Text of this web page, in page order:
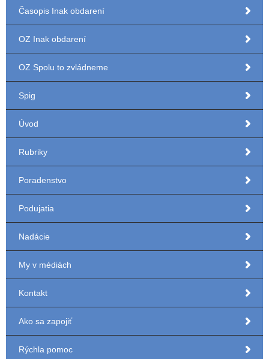
Časopis Inak obdarení
OZ Inak obdarení
OZ Spolu to zvládneme
Spig
Úvod
Rubriky
Poradenstvo
Podujatia
Nadácie
My v médiách
Kontakt
Ako sa zapojiť
Rýchla pomoc